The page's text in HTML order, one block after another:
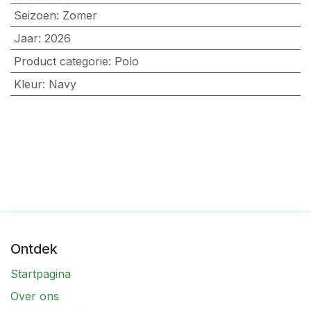
Seizoen: Zomer
Jaar: 2026
Product categorie: Polo
Kleur: Navy
Ontdek
Startpagina
Over ons